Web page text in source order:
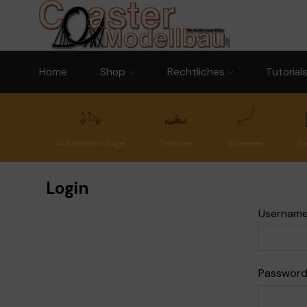
Home Shop Rechtliches Tutorials
Achterbahn Züge Flatrides Schienen
Login
Password